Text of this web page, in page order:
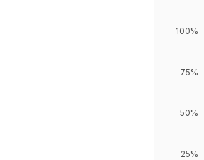
25%
50%
75%
100%